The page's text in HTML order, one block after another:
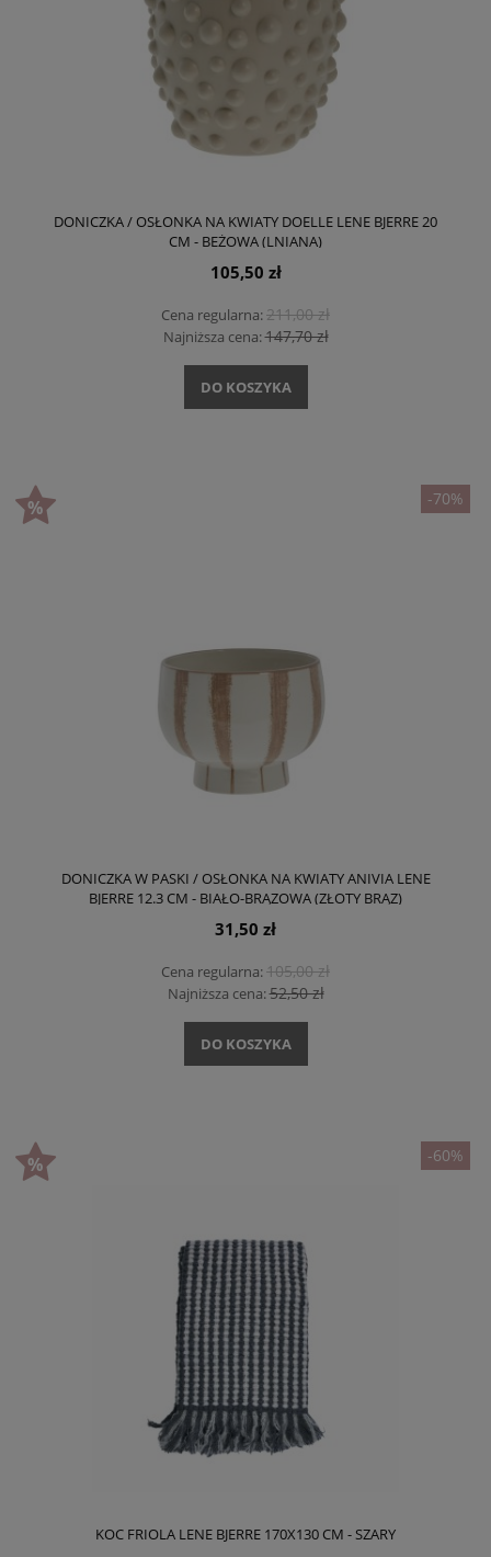
DONICZKA / OSŁONKA NA KWIATY DOELLE LENE BJERRE 20
CM - BEŻOWA (LNIANA)
105,50 zł
Cena regularna:211,00 zł
Najniższa cena:147,70 zł
DO KOSZYKA
DONICZKA W PASKI / OSŁONKA NA KWIATY ANIVIA LENE
BJERRE 12.3 CM - BIAŁO-BRĄZOWA (ZŁOTY BRĄZ)
31,50 zł
Cena regularna:105,00 zł
Najniższa cena:52,50 zł
DO KOSZYKA
-70%
KOC FRIOLA LENE BJERRE 170X130 CM - SZARY
-60%